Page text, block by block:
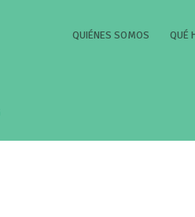
QUIÉNES SOMOS (CURRENT)
QUÉ